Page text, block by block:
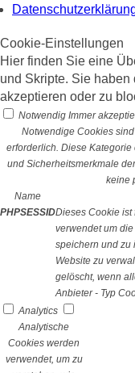
Cookie-Einstellungen
Hier finden Sie eine
und Skripte. Sie
akzeptieren oder zu
Notwendig Immer
Notwendige Cookies
erforderlich. Diese
und Sicherheitsmerkmale
keine
Name
PHPSESSIDDieses Cookie
verwendet um
speichern und zu
Website zu
gelöscht, wenn
Anbieter - Typ
Analytics
Analytische
Cookies werden
verwendet, um zu